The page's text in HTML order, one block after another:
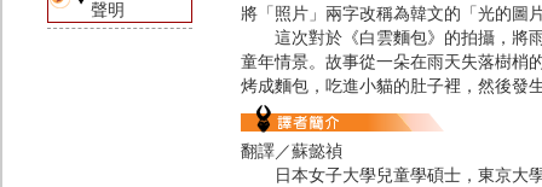
聲明
將「照片」兩字改稱為韓文的「光的圖
這次對於《白雲麵包》的拍攝，將雨
童年情景。故事從一朵在雨天失落樹梢
烤成麵包，吃進小貓的肚子裡，然後發
翻譯／蘇懿禎
日本女子大學兒童學碩士，東京大學